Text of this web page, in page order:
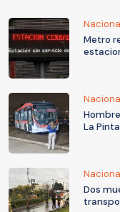
Metro
La
Dos